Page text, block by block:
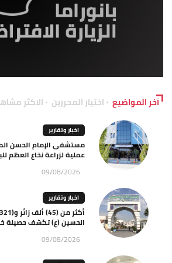
آخر المواضيع اختيار المحررين الاكثر
اخبار وتقارير
عملية لزراعة نخاع العظم
09/08/2026
اخبار وتقارير
الحسين (ع) تكشف حصيلة
09/08/2026